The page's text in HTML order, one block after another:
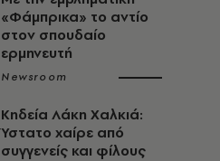
«Φάμπρικα» το αντίο
στον σπουδαίο
ερμηνευτή
Newsroom
Κηδεία Λάκη Χαλκιά:
Ύστατο χαίρε από
συγγενείς και φίλους